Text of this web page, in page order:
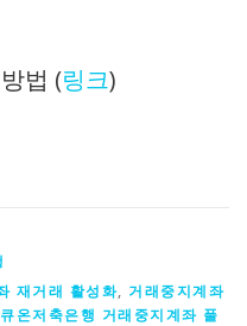
법 (링크)
재거래 활성화, 거래중지계좌
온저축은행 거래중지계좌 풀